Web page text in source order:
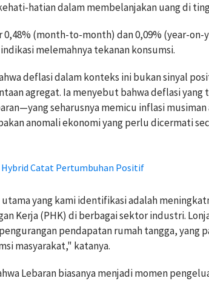
hatian dalam membelanjakan uang di
0,48% (month-to-month) dan 0,09% (year-on-
melemahnya tekanan konsumsi.
deflasi dalam konteks ini bukan sinyal
agregat. Ia menyebut bahwa deflasi yang
seharusnya memicu inflasi
anomali ekonomi yang perlu dicermati
Hybrid Catat Pertumbuhan Positif
yang kami identifikasi adalah
Kerja (PHK) di berbagai sektor industri.
pendapatan rumah tangga, yang
masyarakat," katanya.
Lebaran biasanya menjadi momen